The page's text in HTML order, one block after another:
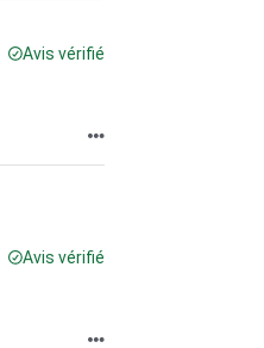
Avis vérifié
Avis vérifié